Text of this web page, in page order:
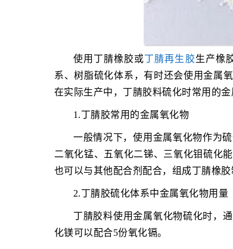
使用丁腈橡胶或丁腈再生胶生产橡
系、树脂硫化体系，有时还会使用金属
在实际生产中，丁腈胶料硫化时常用的
1.丁腈胶常用的金属氧化物
一般情况下，使用金属氧化物作为
二氧化锰、五氧化二锑、三氧化钼硫化
也可以与其他配合剂配合，组成丁腈橡胶
2.丁腈胶硫化体系中金属氧化物用量
丁腈胶料使用金属氧化物硫化时，
化镁可以配合5份氧化镉。